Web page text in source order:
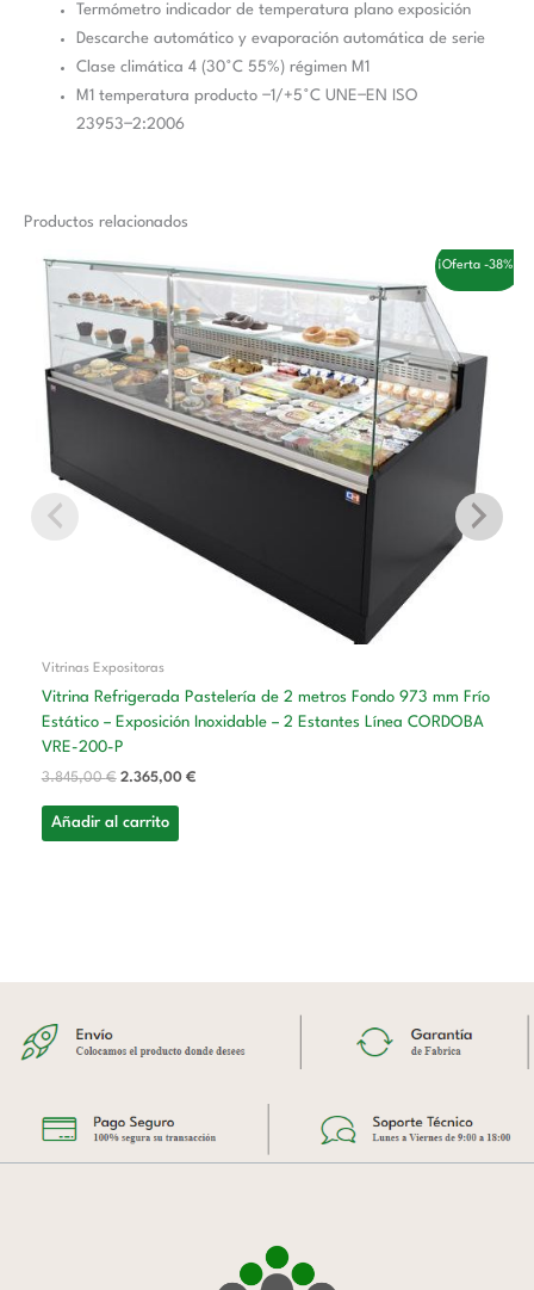
Termómetro indicador de temperatura plano exposición
Descarche automático y evaporación automática de serie
Clase climática 4 (30˚C 55%) régimen M1
M1 temperatura producto −1/+5˚C UNE−EN ISO
23953−2:2006
Productos relacionados
¡Oferta -38%!
Vitrinas Expositoras
Vitrina Refrigerada Pastelería de 2 metros Fondo 973 mm Frío
Estático – Exposición Inoxidable – 2 Estantes Línea CORDOBA
VRE-200-P
3.845,00€
precio
original
era:
3.845,00 €.
2.365,00 €
precio
actual
es:
2.365,00 €.
Añadir al carrito